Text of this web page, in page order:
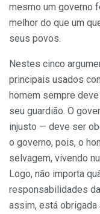
mesmo um governo
melhor do que um
seus povos.
Nestes cinco
principais usados
homem sempre
seu guardião. O
injusto — deve ser
o governo, pois, o
selvagem, vivendo
Logo, não importa
responsabilidades
assim, está obrigada